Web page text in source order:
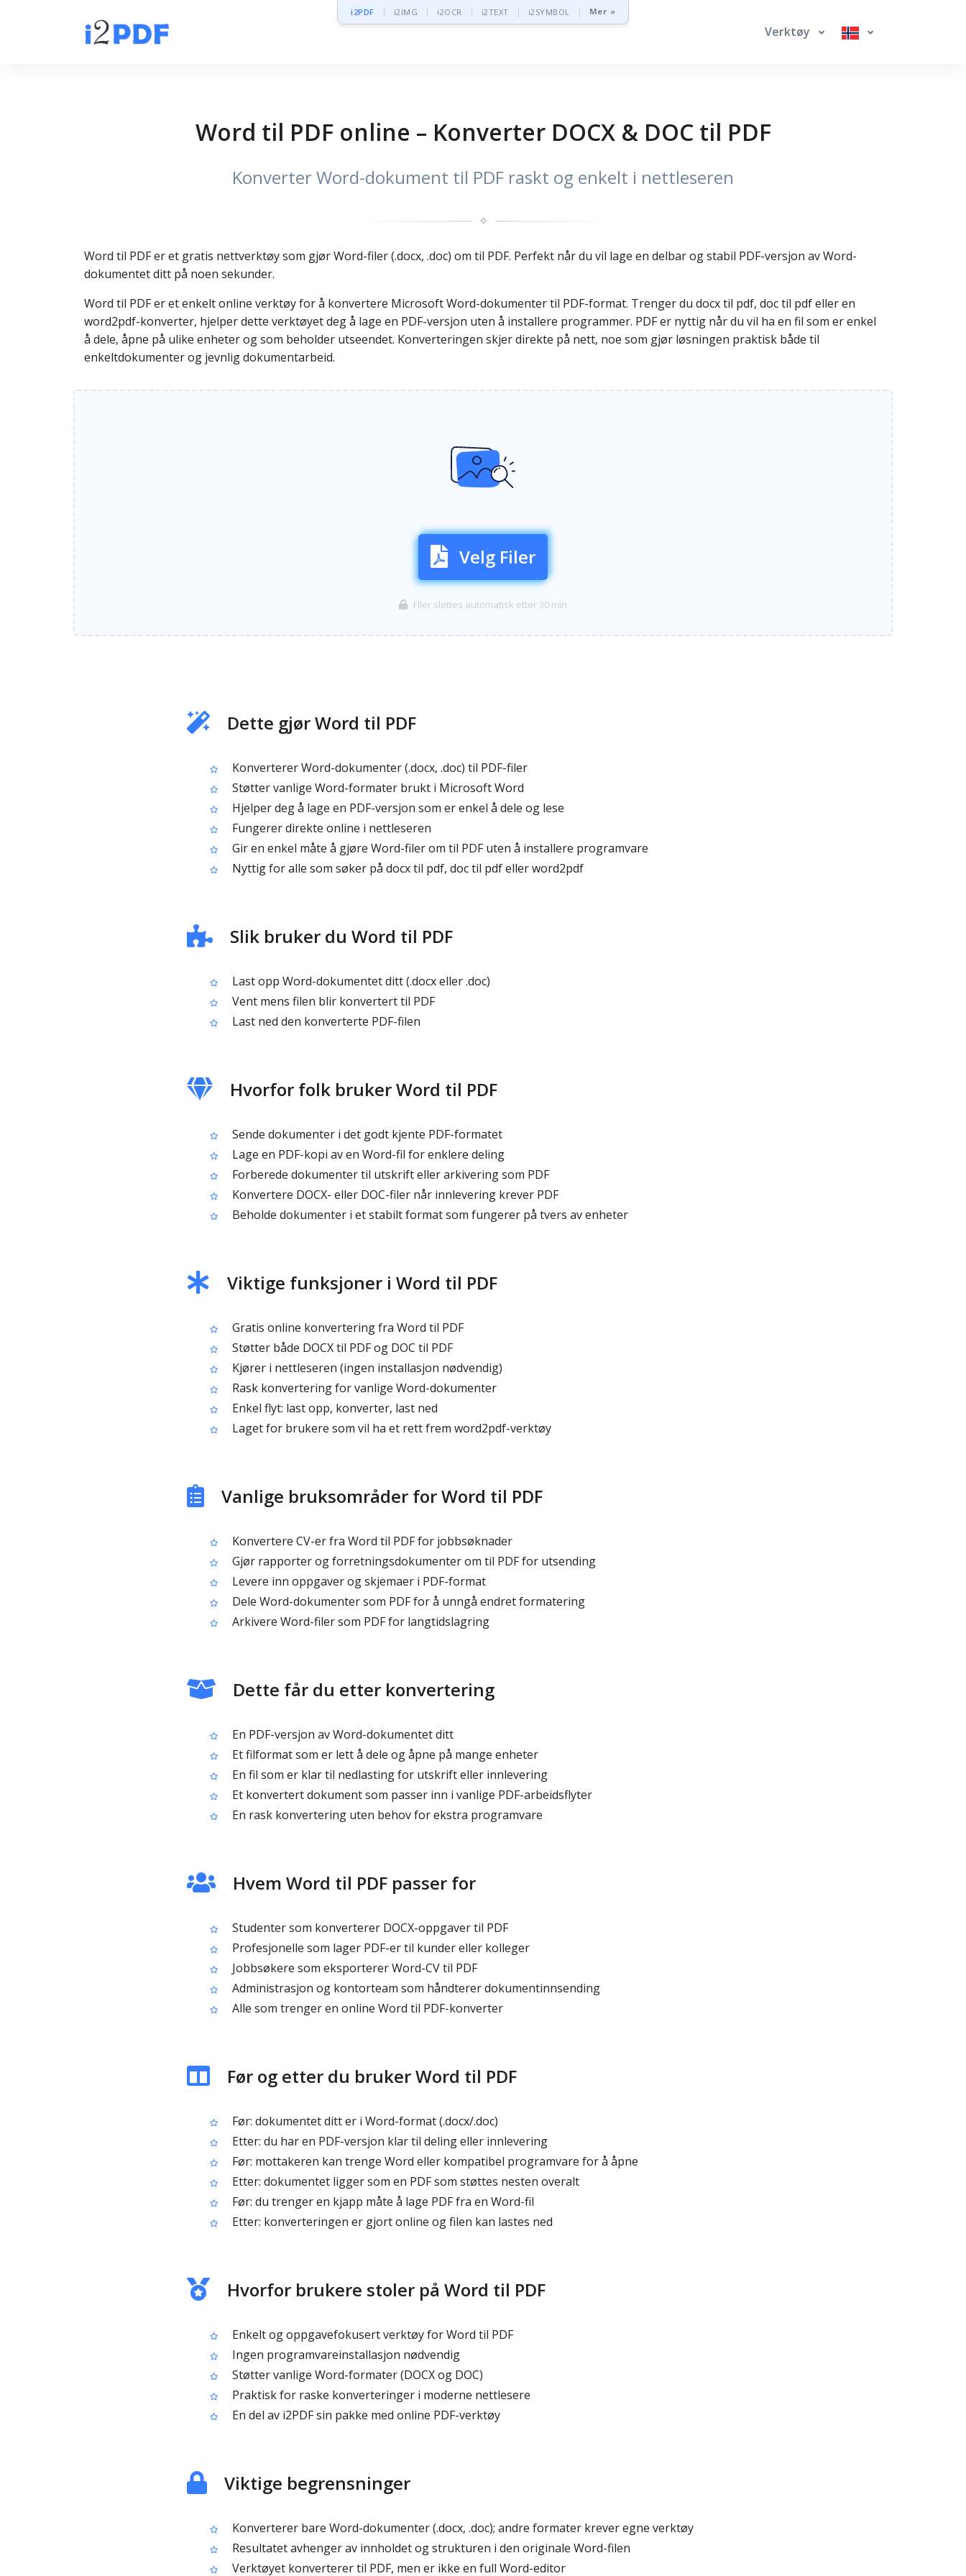
i2PDF i2IMG i2OCR i2TEXT i2SYMBOL Mer »
Verktøy
Word til PDF online – Konverter DOCX & DOC til PDF
Konverter Word-dokument til PDF raskt og enkelt i nettleseren
✧
Word til PDF er et gratis nettverktøy som gjør Word-filer (.docx, .doc) om til PDF. Perfekt når du vil lage en delbar og stabil PDF-versjon av Word-
dokumentet ditt på noen sekunder.
Word til PDF er et enkelt online verktøy for å konvertere Microsoft Word-dokumenter til PDF-format. Trenger du docx til pdf, doc til pdf eller en
word2pdf-konverter, hjelper dette verktøyet deg å lage en PDF-versjon uten å installere programmer. PDF er nyttig når du vil ha en fil som er enkel
å dele, åpne på ulike enheter og som beholder utseendet. Konverteringen skjer direkte på nett, noe som gjør løsningen praktisk både til
enkeltdokumenter og jevnlig dokumentarbeid.
Velg Filer
Filer slettes automatisk etter 30 min
Dette gjør Word til PDF
Konverterer Word-dokumenter (.docx, .doc) til PDF-filer
Støtter vanlige Word-formater brukt i Microsoft Word
Hjelper deg å lage en PDF-versjon som er enkel å dele og lese
Fungerer direkte online i nettleseren
Gir en enkel måte å gjøre Word-filer om til PDF uten å installere programvare
Nyttig for alle som søker på docx til pdf, doc til pdf eller word2pdf
Slik bruker du Word til PDF
Last opp Word-dokumentet ditt (.docx eller .doc)
Vent mens filen blir konvertert til PDF
Last ned den konverterte PDF-filen
Hvorfor folk bruker Word til PDF
Sende dokumenter i det godt kjente PDF-formatet
Lage en PDF-kopi av en Word-fil for enklere deling
Forberede dokumenter til utskrift eller arkivering som PDF
Konvertere DOCX- eller DOC-filer når innlevering krever PDF
Beholde dokumenter i et stabilt format som fungerer på tvers av enheter
Viktige funksjoner i Word til PDF
Gratis online konvertering fra Word til PDF
Støtter både DOCX til PDF og DOC til PDF
Kjører i nettleseren (ingen installasjon nødvendig)
Rask konvertering for vanlige Word-dokumenter
Enkel flyt: last opp, konverter, last ned
Laget for brukere som vil ha et rett frem word2pdf-verktøy
Vanlige bruksområder for Word til PDF
Konvertere CV-er fra Word til PDF for jobbsøknader
Gjør rapporter og forretningsdokumenter om til PDF for utsending
Levere inn oppgaver og skjemaer i PDF-format
Dele Word-dokumenter som PDF for å unngå endret formatering
Arkivere Word-filer som PDF for langtidslagring
Dette får du etter konvertering
En PDF-versjon av Word-dokumentet ditt
Et filformat som er lett å dele og åpne på mange enheter
En fil som er klar til nedlasting for utskrift eller innlevering
Et konvertert dokument som passer inn i vanlige PDF-arbeidsflyter
En rask konvertering uten behov for ekstra programvare
Hvem Word til PDF passer for
Studenter som konverterer DOCX-oppgaver til PDF
Profesjonelle som lager PDF-er til kunder eller kolleger
Jobbsøkere som eksporterer Word-CV til PDF
Administrasjon og kontorteam som håndterer dokumentinnsending
Alle som trenger en online Word til PDF-konverter
Før og etter du bruker Word til PDF
Før: dokumentet ditt er i Word-format (.docx/.doc)
Etter: du har en PDF-versjon klar til deling eller innlevering
Før: mottakeren kan trenge Word eller kompatibel programvare for å åpne
Etter: dokumentet ligger som en PDF som støttes nesten overalt
Før: du trenger en kjapp måte å lage PDF fra en Word-fil
Etter: konverteringen er gjort online og filen kan lastes ned
Hvorfor brukere stoler på Word til PDF
Enkelt og oppgavefokusert verktøy for Word til PDF
Ingen programvareinstallasjon nødvendig
Støtter vanlige Word-formater (DOCX og DOC)
Praktisk for raske konverteringer i moderne nettlesere
En del av i2PDF sin pakke med online PDF-verktøy
Viktige begrensninger
Konverterer bare Word-dokumenter (.docx, .doc); andre formater krever egne verktøy
Resultatet avhenger av innholdet og strukturen i den originale Word-filen
Verktøyet konverterer til PDF, men er ikke en full Word-editor